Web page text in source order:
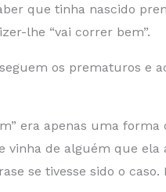
que tinha nascido
lhe “vai correr bem”.
os prematuros e
era apenas uma
de alguém que ela
se tivesse sido o caso.